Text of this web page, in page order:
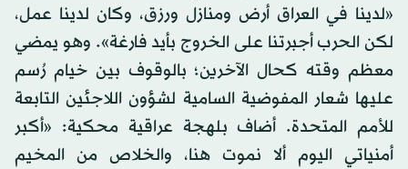
«لدينا في العراق أرض ومنازل ورزق، وكان لدينا عمل،
لكن الحرب أجبرتنا على الخروج بأيد فارغة». وهو يمضي
معظم وقته كحال الآخرين؛ بالوقوف بين خيام رُسم
عليها شعار المفوضية السامية لشؤون اللاجئين التابعة
للأمم المتحدة. أضاف بلهجة عراقية محكية: «أكبر
أمنياتي اليوم ألا نموت هنا، والخلاص من المخيم